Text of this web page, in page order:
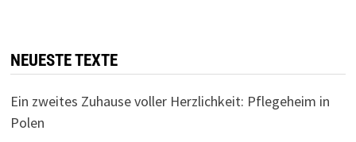
NEUESTE TEXTE
Ein zweites Zuhause voller Herzlichkeit: Pflegeheim in
Polen